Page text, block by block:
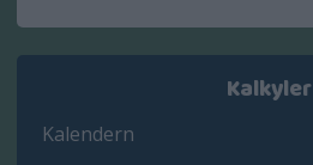
Kalkyler
Kalendern